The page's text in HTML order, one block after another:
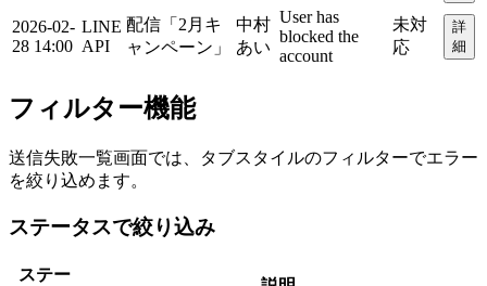
2026-02-
28 14:00
LINE
API
配信「2月キ
ャンペーン」
中村
あい
User has
blocked the
account
未対
応
詳
細
フィルター機能
送信失敗一覧画面では、タブスタイルのフィルターでエラー
を絞り込めます。
ステータスで絞り込み
ステー